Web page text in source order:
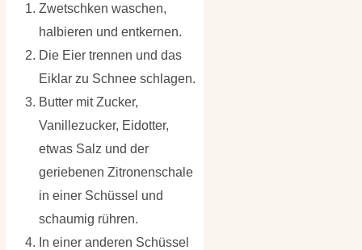
Zwetschken waschen,
halbieren und entkernen.
Die Eier trennen und das
Eiklar zu Schnee schlagen.
Butter mit Zucker,
Vanillezucker, Eidotter,
etwas Salz und der
geriebenen Zitronenschale
in einer Schüssel und
schaumig rühren.
In einer anderen Schüssel